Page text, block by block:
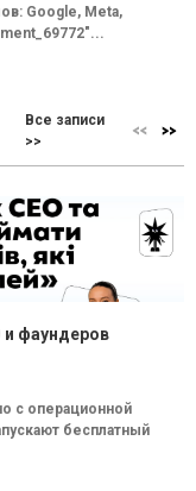
Google, Meta,
Все записи
>>
и фаундеров
с операционной
бесплатный